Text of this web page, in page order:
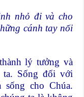
nhỏ đi và cho
cánh tay nối
lý tưởng và
ta. Sống đối với
cho Chúa.